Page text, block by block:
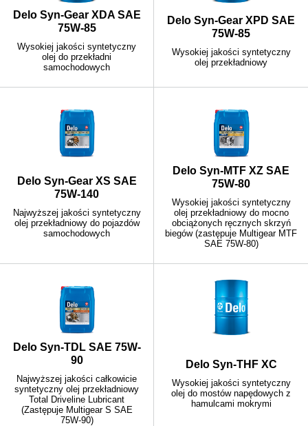
Delo Syn-Gear XDA SAE
75W-85
Wysokiej jakości syntetyczny
olej do przekładni
samochodowych
Delo Syn-Gear XPD SAE
75W-85
Wysokiej jakości syntetyczny
olej przekładniowy
Delo Syn-Gear XS SAE
75W-140
Najwyższej jakości syntetyczny
olej przekładniowy do pojazdów
samochodowych
Delo Syn-MTF XZ SAE
75W-80
Wysokiej jakości syntetyczny
olej przekładniowy do mocno
obciążonych ręcznych skrzyń
biegów (zastępuje Multigear MTF
SAE 75W-80)
Delo Syn-TDL SAE 75W-
90
Najwyższej jakości całkowicie
syntetyczny olej przekładniowy
Total Driveline Lubricant
(Zastępuje Multigear S SAE
75W-90)
Delo Syn-THF XC
Wysokiej jakości syntetyczny
olej do mostów napędowych z
hamulcami mokrymi